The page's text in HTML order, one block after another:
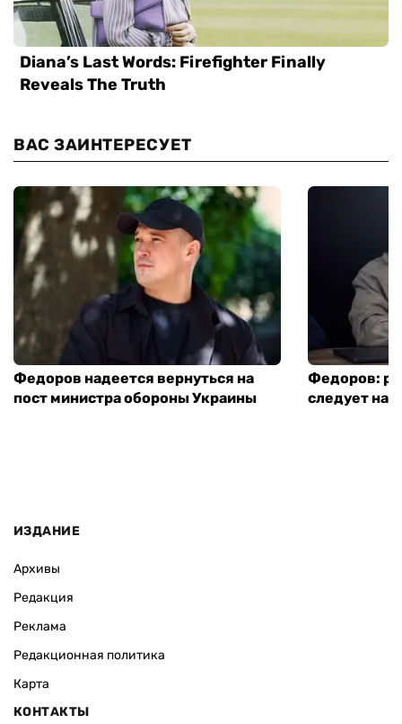
ВАС ЗАИНТЕРЕСУЕТ
Федоров надеется вернуться на
пост министра обороны Украины
Федоров:
следует
ИЗДАНИЕ
Архивы
Редакция
Реклама
Редакционная политика
Карта
КОНТАКТЫ